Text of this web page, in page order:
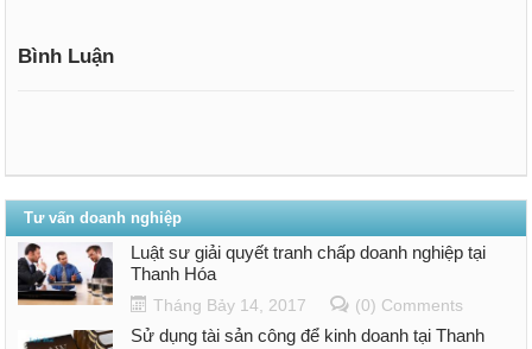
Bình Luận
Tư vấn doanh nghiệp
Luật sư giải quyết tranh chấp doanh nghiệp tại
Thanh Hóa
Tháng Bảy 14, 2017 (0) Comments
Sử dụng tài sản công để kinh doanh tại Thanh